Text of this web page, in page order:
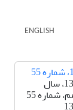
ENGLISH
بهار 1384، سال
شماره 55